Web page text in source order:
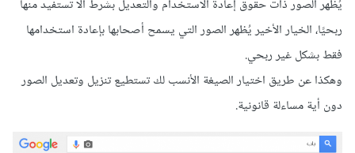
يُظهر الصور ذات حقوق إعادة الاستخدام والتعديل بشرط ألا تستفيد منها
ربحيًا، الخيار الأخير يُظهر الصور التي يسمح أصحابها بإعادة استخدامها
فقط بشكل غير ربحي.
وهكذا عن طريق اختيار الصيغة الأنسب لك تستطيع تنزيل وتعديل الصور
دون أية مساءلة قانونية.